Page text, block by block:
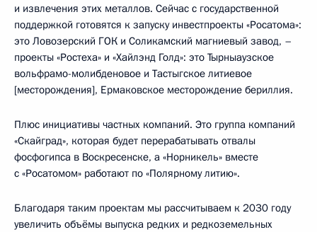
и извлечения этих металлов. Сейчас с государственной
поддержкой готовятся к запуску инвестпроекты «Росатома»:
это Ловозерский ГОК и Соликамский магниевый завод, –
проекты «Ростеха» и «Хайлэнд Голд»: это Тырныаузское
вольфрамо-молибденовое и Тастыгское литиевое
[месторождения], Ермаковское месторождение бериллия.
Плюс инициативы частных компаний. Это группа компаний
«Скайград», которая будет перерабатывать отвалы
фосфогипса в Воскресенске, а «Норникель» вместе
с «Росатомом» работают по «Полярному литию».
Благодаря таким проектам мы рассчитываем к 2030 году
увеличить объёмы выпуска редких и редкоземельных